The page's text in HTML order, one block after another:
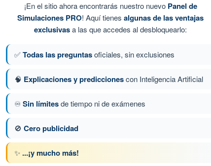
una RPM específica (Potencia) junto con una
artificial) equivalen siempre a un vuelo
errático.
180 de 239 Siguiente pregunta
¡En el sitio ahora encontrarás nuestro nuevo Panel de
Simulaciones PRO! Aquí tienes algunas de las ventajas
exclusivasa las que accedes al desbloquearlo:
✅Todas las preguntasoficiales, sin exclusiones
🧠 Explicaciones y prediccionescon Inteligencia Artificial
♾️Sin límitesde tiempo ni de exámenes
🚫 Cero publicidad
✨ ...¡y mucho más!